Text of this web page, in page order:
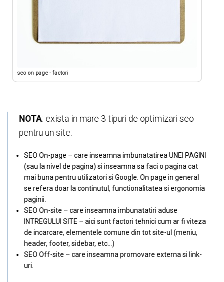
seo on page - factori
NOTA: exista in mare 3 tipuri de optimizari seo
pentru un site:
SEO On-page – care inseamna imbunatatirea UNEI PAGINI
(sau la nivel de pagina) si inseamna sa faci o pagina cat
mai buna pentru utilizatori si Google. On page in general
se refera doar la continutul, functionalitatea si ergonomia
paginii.
SEO On-site – care inseamna imbunatatiri aduse
INTREGULUI SITE – aici sunt factori tehnici cum ar fi viteza
de incarcare, elementele comune din tot site-ul (meniu,
header, footer, sidebar, etc…)
SEO Off-site – care inseamna promovare externa si link-
uri.